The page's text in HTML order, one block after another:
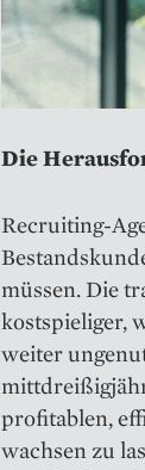
Die
Recruiting-
müssen. Die
kostspieliger,
weiter
profitablen,
wachsen zu